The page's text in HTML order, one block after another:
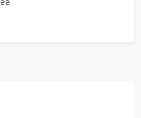
контроль качества.